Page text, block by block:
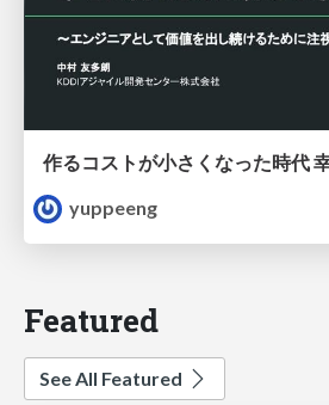
yuppeeng
Featured
See All Featured